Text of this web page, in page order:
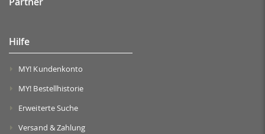
Hilfe
MY! Kundenkonto
MY! Bestellhistorie
Erweiterte Suche
Versand & Zahlung